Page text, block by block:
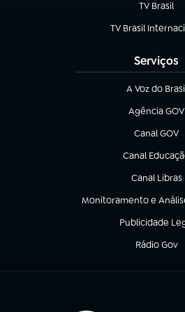
TV Brasil
(abre em
TV Brasil
(abre em nova
Serviços
A Voz do
(abre em nova
Agência GOV
(abre em
Canal GOV
(abre em
Canal
(abre em nova
Canal Libras
(abre em
Monitoramento e
(abre em nova aba)
Publicidade
(abre em nova
Rádio Gov
(abre em